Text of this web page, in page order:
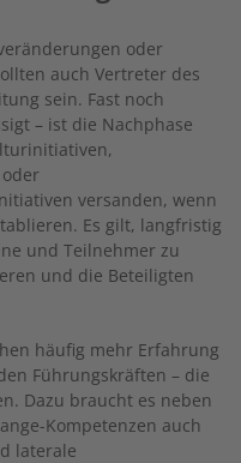
oder
auch Vertreter des
sein. Fast noch
– ist die Nachphase
versanden, wenn
Es gilt, langfristig
und Teilnehmer zu
und die Beteiligten
häufig mehr Erfahrung
Führungskräften – die
Dazu braucht es neben
Kompetenzen auch
laterale